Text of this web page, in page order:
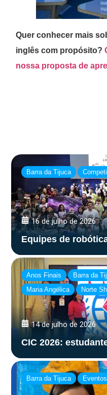
Quer conhecer mais
inglês com propósito?
nossa proposta de
Barra da Tijuca
16 de julho de 2026
Equipes de
Anos Finais Barra da
Maria Angélica
Norte
14 de julho de 2026
CIC 2026:
Barra da Tijuca Eventos